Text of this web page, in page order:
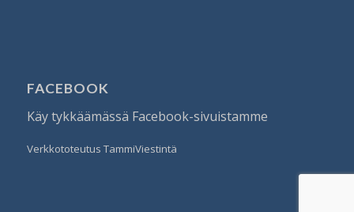
FACEBOOK
Käy tykkäämässä Facebook-sivuistamme
Verkkototeutus TammiViestintä